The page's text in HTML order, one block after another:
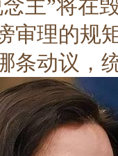
主”将在
审理的规
条动议，